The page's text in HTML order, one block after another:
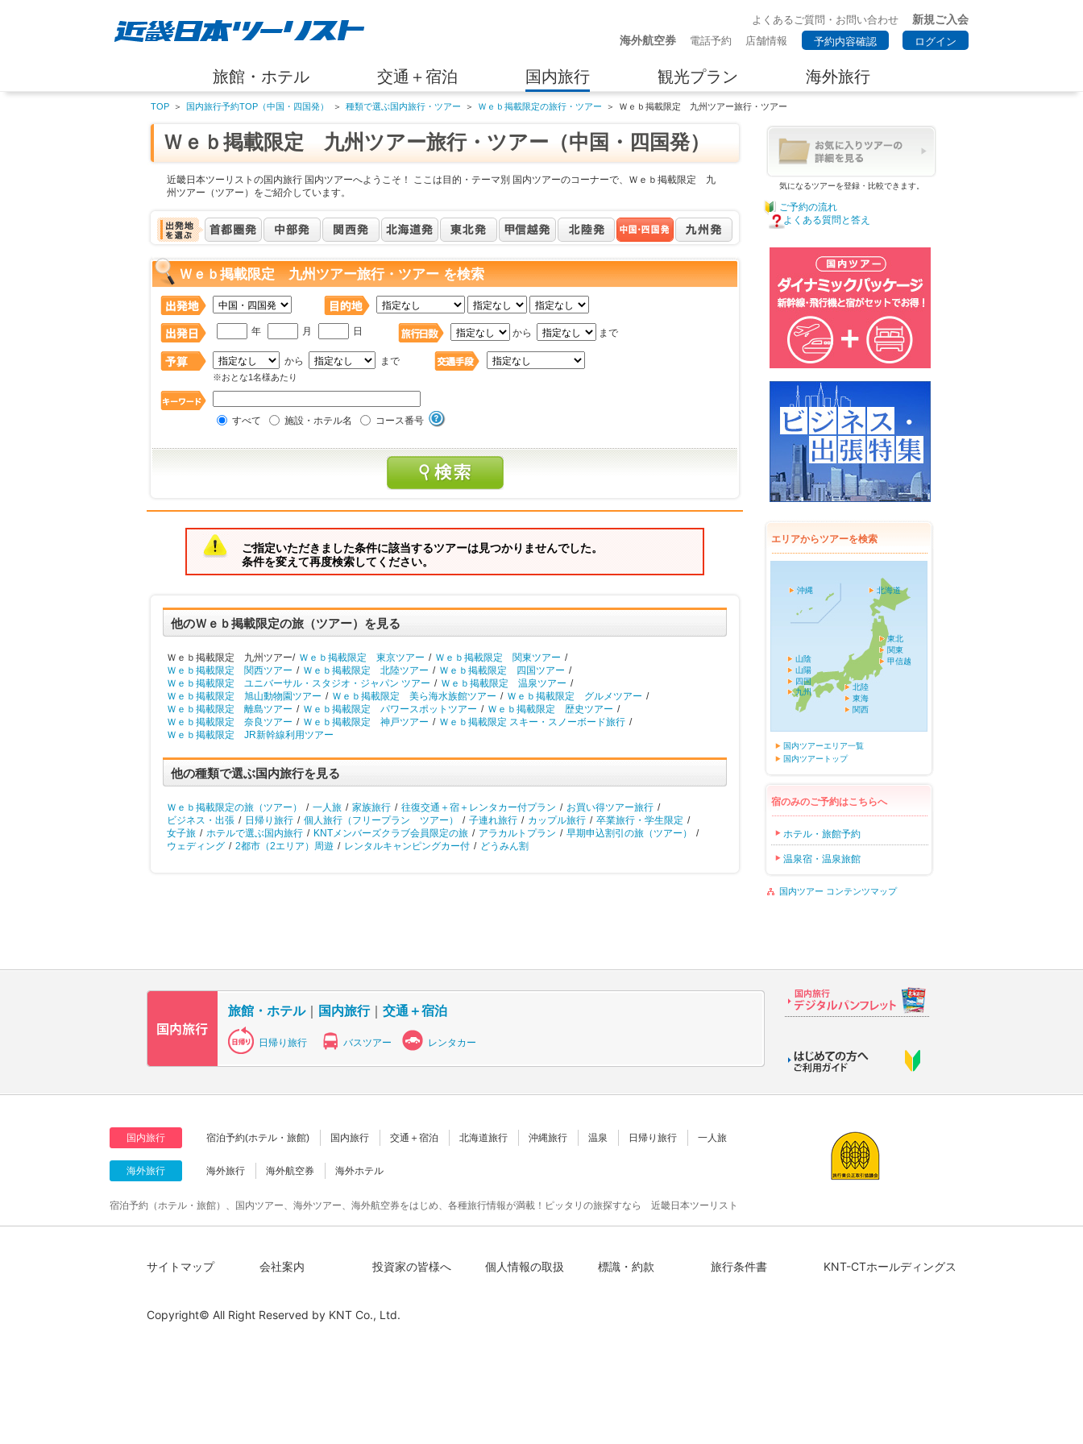
よくあるご質問・お問い合わせ
新規ご入会
海外航空券
電話予約 店舗情報 予約内容確認 ログイン
旅館・ホテル 交通＋宿泊 国内旅行 観光プラン 海外旅行
TOP ＞ 国内旅行予約TOP（中国・四国発） ＞ 種類で選ぶ国内旅行・ツアー ＞ Ｗｅｂ掲載限定の旅行・ツアー ＞ Ｗｅｂ掲載限定 九州ツアー旅行・ツアー
Ｗｅｂ掲載限定 九州ツアー旅行・ツアー（中国・四国発）
近畿日本ツーリストの国内旅行 国内ツアーへようこそ！ ここは目的・テーマ別 国内ツアーのコーナーで、Ｗｅｂ掲載限定 九
州ツアー（ツアー）をご紹介しています。
Ｗｅｂ掲載限定 九州ツアー旅行・ツアー を検索
年 月 日 から まで
から まで
※おとな1名様あたり
すべて 施設・ホテル名 コース番号
ご指定いただきました条件に該当するツアーは見つかりませんでした。
条件を変えて再度検索してください。
他のＷｅｂ掲載限定の旅（ツアー）を見る
Ｗｅｂ掲載限定 九州ツアー/ Ｗｅｂ掲載限定 東京ツアー / Ｗｅｂ掲載限定 関東ツアー /
Ｗｅｂ掲載限定 関西ツアー / Ｗｅｂ掲載限定 北陸ツアー / Ｗｅｂ掲載限定 四国ツアー /
Ｗｅｂ掲載限定 ユニバーサル・スタジオ・ジャパン ツアー / Ｗｅｂ掲載限定 温泉ツアー /
Ｗｅｂ掲載限定 旭山動物園ツアー / Ｗｅｂ掲載限定 美ら海水族館ツアー / Ｗｅｂ掲載限定 グルメツアー /
Ｗｅｂ掲載限定 離島ツアー / Ｗｅｂ掲載限定 パワースポットツアー / Ｗｅｂ掲載限定 歴史ツアー /
Ｗｅｂ掲載限定 奈良ツアー / Ｗｅｂ掲載限定 神戸ツアー / Ｗｅｂ掲載限定 スキー・スノーボード旅行 /
Ｗｅｂ掲載限定 JR新幹線利用ツアー
他の種類で選ぶ国内旅行を見る
Ｗｅｂ掲載限定の旅（ツアー） / 一人旅 / 家族旅行 / 往復交通＋宿＋レンタカー付プラン / お買い得ツアー旅行 /
ビジネス・出張 / 日帰り旅行 / 個人旅行（フリープラン ツアー） / 子連れ旅行 / カップル旅行 / 卒業旅行・学生限定 /
女子旅 / ホテルで選ぶ国内旅行 / KNTメンバーズクラブ会員限定の旅 / アラカルトプラン / 早期申込割引の旅（ツアー）
/
ウェディング / 2都市（2エリア）周遊 / レンタルキャンピングカー付 / どうみん割
気になるツアーを登録・比較できます。
ご予約の流れ
よくある質問と答え
エリアからツアーを検索
北海道
東北
関東
甲信越
北陸
東海
関西
山陰
山陽
四国
九州
沖縄
国内ツアーエリア一覧
国内ツアートップ
宿のみのご予約はこちらへ
ホテル・旅館予約
温泉宿・温泉旅館
国内ツアー コンテンツマップ
旅館・ホテル｜ 国内旅行｜ 交通＋宿泊
日帰り旅行 バスツアー レンタカー
国内旅行 宿泊予約(ホテル・旅館) 国内旅行 交通＋宿泊 北海道旅行 沖縄旅行 温泉 日帰り旅行 一人旅
海外旅行 海外旅行 海外航空券 海外ホテル
宿泊予約（ホテル・旅館）、国内ツアー、海外ツアー、海外航空券をはじめ、各種旅行情報が満載！ピッタリの旅探すなら 近畿日本ツーリスト
サイトマップ 会社案内 投資家の皆様へ 個人情報の取扱 標識・約款 旅行条件書 KNT-CTホールディングス
Copyright© All Right Reserved by KNT Co., Ltd.